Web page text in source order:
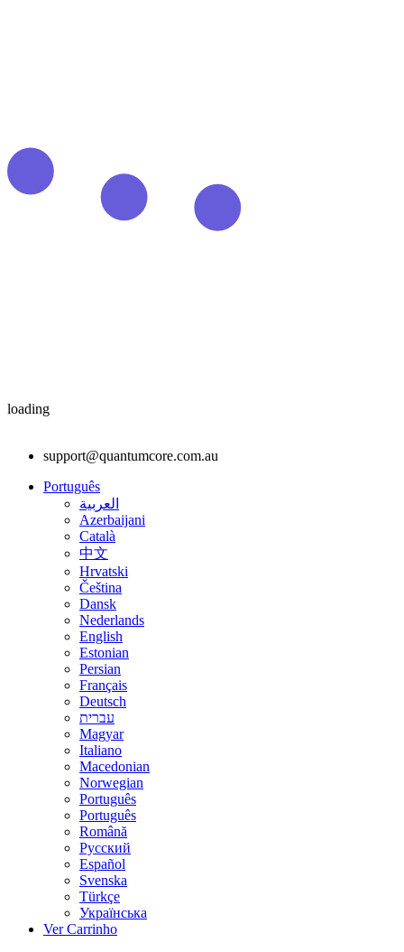
loading
support@quantumcore.com.au
Português
العربية
Azerbaijani
Català
中文
Hrvatski
Čeština
Dansk
Nederlands
English
Estonian
Persian
Français
Deutsch
עברית
Magyar
Italiano
Macedonian
Norwegian
Português
Português
Română
Русский
Español
Svenska
Türkçe
Українська
Ver Carrinho